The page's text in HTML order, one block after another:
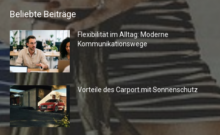
Beliebte Beiträge
Flexibilität im Alltag: Moderne
Kommunikationswege
Vorteile des Carport mit Sonnenschutz